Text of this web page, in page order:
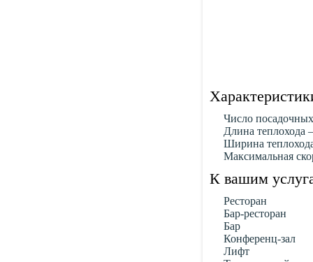
Число
Длина теплохода
Ширина
Максимальная
К вашим
Ресторан
Бар-ресторан
Бар
Конференц-зал
Лифт